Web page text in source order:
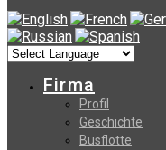
Firma
Profil
Geschichte
Busflotte